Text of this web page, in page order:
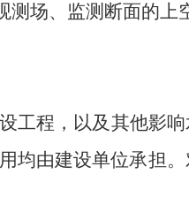
场、监测断面的上
工程，以及其他影
均由建设单位承担